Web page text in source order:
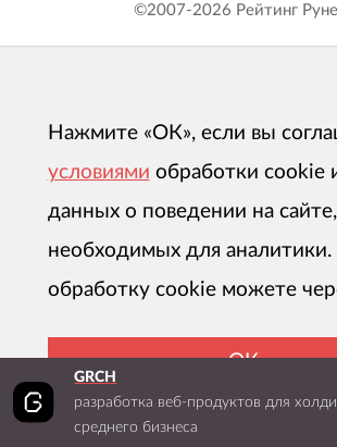
GRCH
разработка веб-продуктов для
среднего бизнеса
©2007-2026 Рейтинг
Нажмите «ОК», если вы
условиями обработки cookie
данных о поведении на сайте,
необходимых для аналитики.
обработку cookie можете
ОК